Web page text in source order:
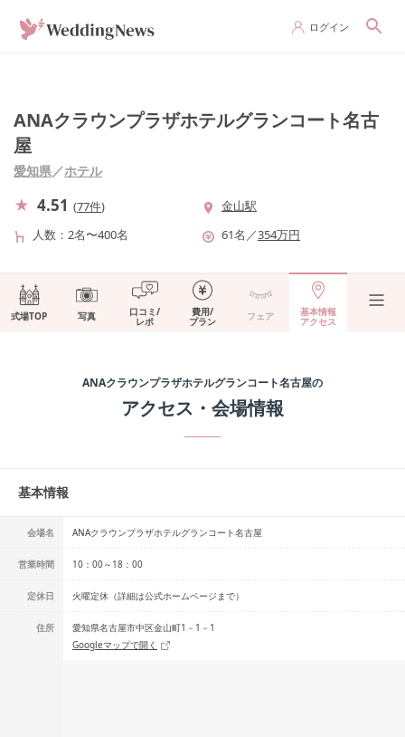
ログイン
ANAクラウンプラザホテルグランコート名古
屋
愛知県／ホテル
4.51 (77件)
金山駅
人数
2名〜400名 61名 ／354万円
式場TOP 写真 口コミ/
レポ
費用/
プラン フェア 基本情報
アクセス
ANAクラウンプラザホテルグランコート名古屋の
アクセス・会場情報
基本情報
会場名 ANAクラウンプラザホテルグランコート名古屋
営業時間 10：00～18：00
定休日 火曜定休（詳細は公式ホームページまで）
住所
愛知県名古屋市中区金山町1－1－1
Googleマップで開く